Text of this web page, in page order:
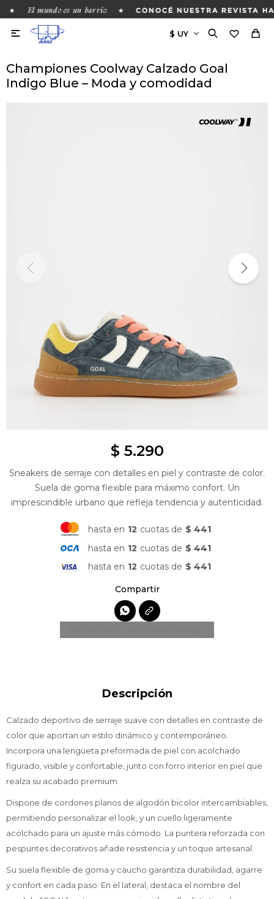
★ El mundo es un barrio. ★ CONOCÉ NUESTRA REVISTA

Championes Coolway Calzado Goal
Indigo Blue – Moda y comodidad
$ 5.290
Sneakers de serraje con detalles en piel y contraste de color.
Suela de goma flexible para máximo confort. Un
imprescindible urbano que refleja tendencia y autenticidad.
hasta en 12 cuotas de $ 441
hasta en 12 cuotas de $ 441
hasta en 12 cuotas de $ 441

Descripción
Calzado deportivo de serraje suave con detalles en contraste de
color que aportan un estilo dinámico y contemporáneo.
Incorpora una lengüeta preformada de piel con acolchado
figurado, visible y confortable, junto con forro interior en piel que
realza su acabado premium.
Dispone de cordones planos de algodón bicolor intercambiables,
permitiendo personalizar el look, y un cuello ligeramente
acolchado para un ajuste más cómodo. La puntera reforzada con
pespuntes decorativos añade resistencia y un toque artesanal.
Su suela flexible de goma y caucho garantiza durabilidad, agarre
y confort en cada paso. En el lateral, destaca el nombre del